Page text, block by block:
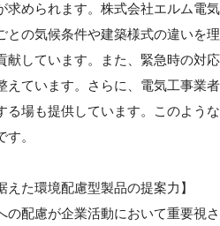
求められます。株式会社エルム電
との気候条件や建築様式の違いを
献しています。また、緊急時の対
えています。さらに、電気工事業
る場も提供しています。このよう
す。
えた環境配慮型製品の提案力】
の配慮が企業活動において重要視